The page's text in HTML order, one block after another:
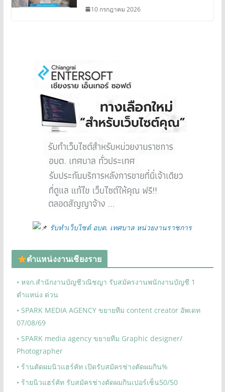
10 กรกฎาคม 2026
รับทำเว็บไซต์ อบต. เทศบาล หน่วยงานราชการ
ตำแหน่งงานเชียงราย
• หจก.สำนักงานบัญชีวณิชญา รับสมัครงานพนักงานบัญชี 1
ตำแหน่ง ด่วน
• SPARK MEDIA AGENCY ขยายทีม content creator อัพเดท
07/08/69
• SPARK media agency ขยายทีม Graphic designer/
Photographer
• ร้านตัดผมนิวแฮร์คัท เปิดรับสมัครช่างตัดผมกิน%
• ร้ายนิวแฮร์คัท รับสมัครช่างตัดผมกินเปอร์เซ็น50/50